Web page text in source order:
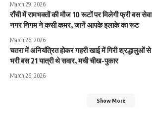
March 29, 2026
राँची में रामभक्तों की मौज 10 रूटों पर मिलेगी फ्री बस सेवा
नगर निगम ने कसी कमर, जानें आपके इलाके का रूट
March 26, 2026
चतरा में अनियंत्रित होकर गहरी खाई में गिरी श्रद्धालुओं से
भरी बस 21 यात्री थे सवार, मची चीख-पुकार
March 26, 2026
Show More